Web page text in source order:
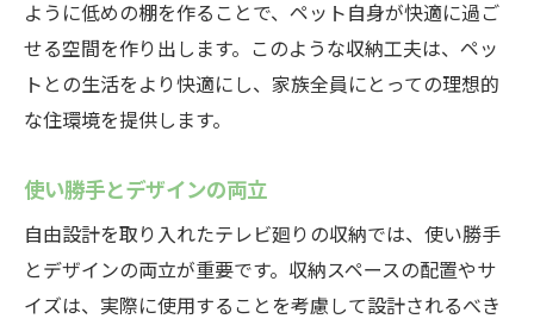
ように低めの棚を作ることで、ペット自身が快適に過ご
せる空間を作り出します。このような収納工夫は、ペッ
トとの生活をより快適にし、家族全員にとっての理想的
な住環境を提供します。
使い勝手とデザインの両立
自由設計を取り入れたテレビ廻りの収納では、使い勝手
とデザインの両立が重要です。収納スペースの配置やサ
イズは、実際に使用することを考慮して設計されるべき